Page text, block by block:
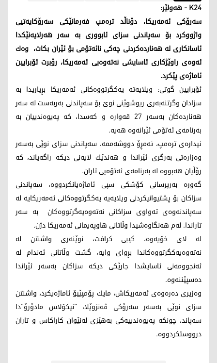
K24 - ھەولێر:
سەرۆكی ئەمەریكا، دۆناڵد ترەمپ فەرمانێكی سەرۆكایەتیی
واژووكرد بۆ سەپاندنی سزای ئابووری بە سەر ھەرلایەنێكدا
ئاسانكاری لە هه‌نارده‌كردنی چەكی نائەتۆمی بۆ ئێران بكات، وەك
ئەوەی راوێژكاری ئاسایشی نەتەوەیی ئەمەریكا، رۆبرت ئۆبرایین
ئاماژەی پێكرد.
ئۆبرایین گوتی: ویلایەتە یەكگرتووەكانی ئەمەریكا بڕیاریدا بە
سزادان وگرتنەبەری ریوشوێنی نوێ بۆ سەپاندنی بەربەست لە سەر
ھەناردەكان بەسەر 27 قەوارە و كەسدا، كه‌ پەیوەندییان بە
بەرنامەی ئەتۆمی ئێرانەوە هه‌یه‌.
ئیدارەی ترەمپ، ئەمڕۆ دووشەممە، سەپاندنی سزای نوێی بەسەر
وەزارەتی بەرگری ئێراندا و ھەندێك لایەنی دیكە راگەیاند، كە
رۆڵیان ھەبووە لە بەرنامەی ئەتۆمیی تاران.
گەورە بەرپرسانی كۆشكی سپی ئاماژەیانكردووە، سەپاندنی
سزاكان بۆ پشتیوانیكردنی ویلایەیە یەكگرتووەكانی ئەمەریكایە لە
سەپاندنەوەی تەواوی سزاكانی نەتەوەیەگرتووەكان بە سەر
تاراندا. لەم ھەنگاوەشیدا وڵاتانی ھاوپەیمانی ئەمەریكا دژن.
لە لای خۆیەوە، كیبی كرافت، نوێنەری واشنتن لە
نەتەوەیەكگرتووەكاندا بڕوای وایە، گشت وڵاتانی ئەندام لە
ئەنجوومەنی ئاسایشدا جارێكی دیكە سزاكان بەسەر ئێراندا
دەسپێننەوە.
وەزیری دەرەوەی ئەمەریكاش، مایك پۆمپێیۆ ئاماژەیكرد، واشنتن
سزای نوێی بەسەر سەرۆكی ڤه‌نزوێلا، "نیكۆلاس مادۆرۆ"دا
سەپاند، چونكە پەیوەندییەكی بەھێزی لەنێوان كاراكاس و تاران
درووستكردووە.